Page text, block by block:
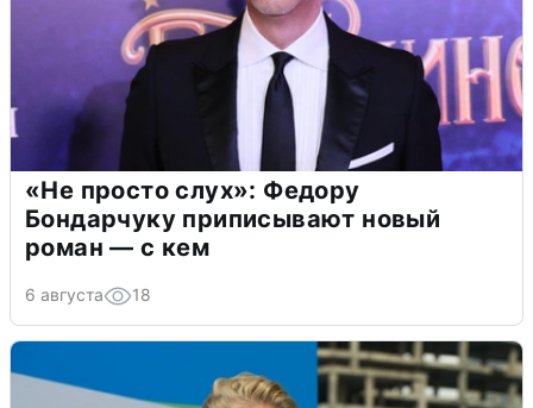
«Не просто слух»: Федору
Бондарчуку приписывают новый
роман — с кем
6 августа 18